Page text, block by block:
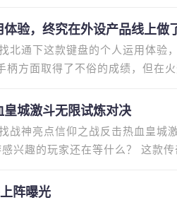
验，终究在外设产品线上做
北通下这款键盘的个人运用体验
柄方面取得了不俗的成绩，但在
城激斗无限试炼对决
战神亮点信仰之战反击热血皇城
兴趣的玩家还在等什么？ 这款
阵曝光